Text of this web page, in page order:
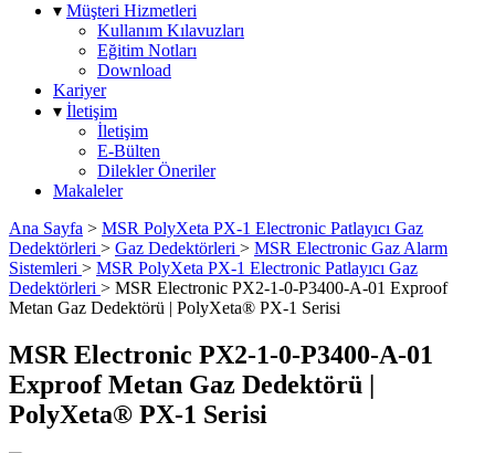
▾ Müşteri Hizmetleri
Kullanım Kılavuzları
Eğitim Notları
Download
Kariyer
▾ İletişim
İletişim
E-Bülten
Dilekler Öneriler
Makaleler
Ana Sayfa > MSR PolyXeta PX-1 Electronic Patlayıcı Gaz
Dedektörleri > Gaz Dedektörleri > MSR Electronic Gaz Alarm
Sistemleri > MSR PolyXeta PX-1 Electronic Patlayıcı Gaz
Dedektörleri > MSR Electronic PX2-1-0-P3400-A-01 Exproof
Metan Gaz Dedektörü | PolyXeta® PX-1 Serisi
MSR Electronic PX2-1-0-P3400-A-01
Exproof Metan Gaz Dedektörü |
PolyXeta® PX-1 Serisi